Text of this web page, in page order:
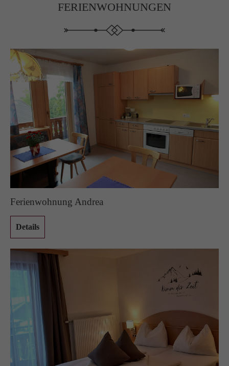
FERIENWOHNUNGEN
Ferienwohnung Andrea
Details